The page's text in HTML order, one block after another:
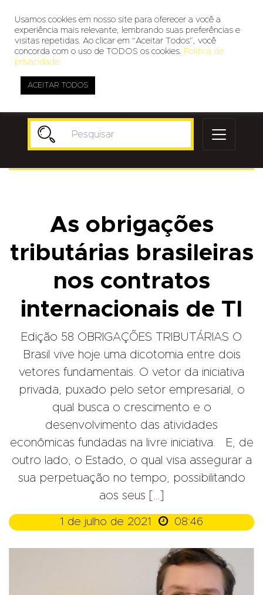
As obrigações
tributárias brasileiras
nos contratos
internacionais de TI
Edição 58 OBRIGAÇÕES TRIBUTÁRIAS O
Brasil vive hoje uma dicotomia entre dois
vetores fundamentais. O vetor da iniciativa
privada, puxado pelo setor empresarial, o
qual busca o crescimento e o
desenvolvimento das atividades
econômicas fundadas na livre iniciativa. E, de
outro lado, o Estado, o qual visa assegurar a
sua perpetuação no tempo, possibilitando
aos seus […]
1 de julho de 2021  08:46
Usamos cookies em nosso site para oferecer a você a
experiência mais relevante, lembrando suas preferências e
visitas repetidas. Ao clicar em “Aceitar Todos”, você
concorda com o uso de TODOS os cookies. Política de
privacidade
ACEITAR TODOS